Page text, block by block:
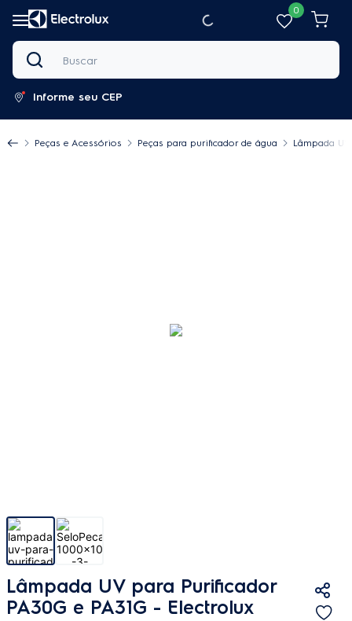
0
Buscar
Informe seu CEP
Peças e Acessórios Peças para purificador de água Lâmpada
Lâmpada UV para Purificador
PA30G e PA31G - Electrolux